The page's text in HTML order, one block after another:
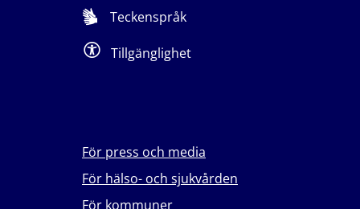
Teckenspråk
Tillgänglighet
För press och media
För hälso- och sjukvården
För kommuner